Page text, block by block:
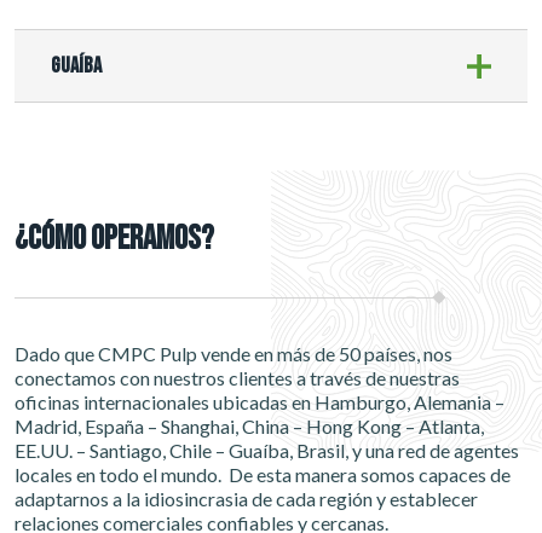
Guaíba
¿Cómo operamos?
Dado que CMPC Pulp vende en más de 50 países, nos
conectamos con nuestros clientes a través de nuestras
oficinas internacionales ubicadas en Hamburgo, Alemania –
Madrid, España – Shanghai, China – Hong Kong – Atlanta,
EE.UU. – Santiago, Chile – Guaíba, Brasil, y una red de agentes
locales en todo el mundo. De esta manera somos capaces de
adaptarnos a la idiosincrasia de cada región y establecer
relaciones comerciales confiables y cercanas.